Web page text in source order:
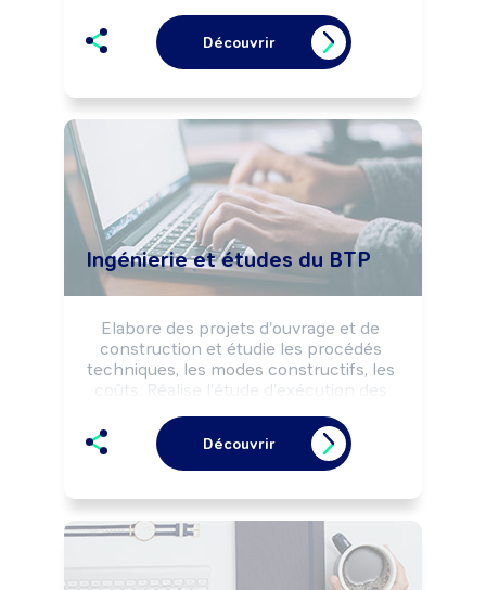
architecturales retenues et la
réglementation.
Peut coordonner une équipe.
Découvrir
Ingénierie et études du BTP
Elabore des projets d'ouvrage et de
construction et étudie les procédés
techniques, les modes constructifs, les
coûts. Réalise l'étude d'exécution des
économique du chantier. Peut
coordonner une équipe, un projet.
Découvrir